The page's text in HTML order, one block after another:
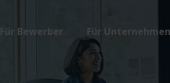
Für Bewerber Für Unternehmen